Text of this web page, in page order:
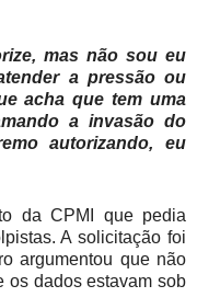
mas não sou eu
a pressão ou
acha que tem uma
a invasão do
autorizando, eu
da CPMI que pedia
A solicitação foi
argumentou que não
os dados estavam sob